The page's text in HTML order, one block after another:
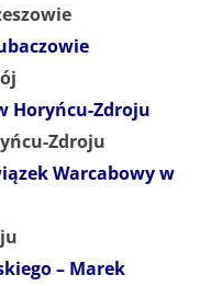
Horyńcu-Zdroju
Zdroju
Warcabowy w
– Marek